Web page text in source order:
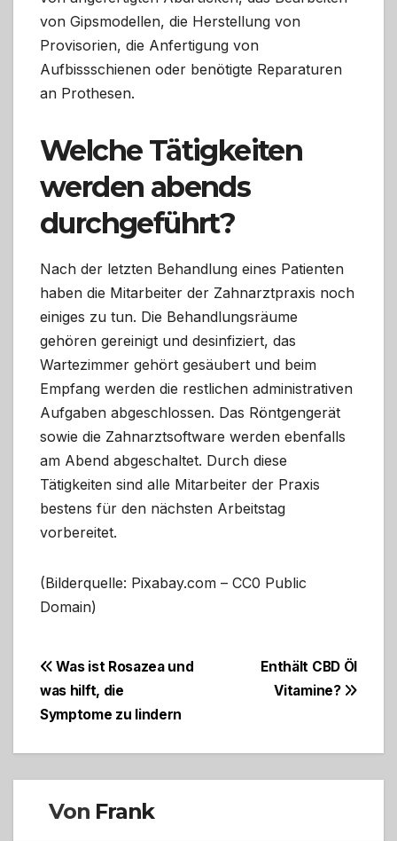
von Gipsmodellen, die Herstellung von
Provisorien, die Anfertigung von
Aufbissschienen oder benötigte Reparaturen
an Prothesen.
Welche Tätigkeiten
werden abends
durchgeführt?
Nach der letzten Behandlung eines Patienten
haben die Mitarbeiter der Zahnarztpraxis noch
einiges zu tun. Die Behandlungsräume
gehören gereinigt und desinfiziert, das
Wartezimmer gehört gesäubert und beim
Empfang werden die restlichen administrativen
Aufgaben abgeschlossen. Das Röntgengerät
sowie die Zahnarztsoftware werden ebenfalls
am Abend abgeschaltet. Durch diese
Tätigkeiten sind alle Mitarbeiter der Praxis
bestens für den nächsten Arbeitstag
vorbereitet.
(Bilderquelle: Pixabay.com – CC0 Public
Domain)
BeitragsnavigationEnthält CBD Öl
Vitamine?
Was ist Rosazea und
was hilft, die
Symptome zu lindern
Von Frank